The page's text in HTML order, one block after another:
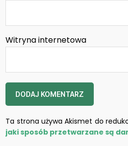
Witryna internetowa
Ta strona używa Akismet do
jaki sposób przetwarzane są